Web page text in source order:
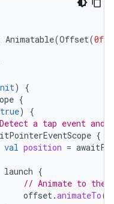
Animatable(Offset(0f
)
{
{
true)
{
a tap event
{
val position =
launch {
// Animate to the
offset.animateTo(